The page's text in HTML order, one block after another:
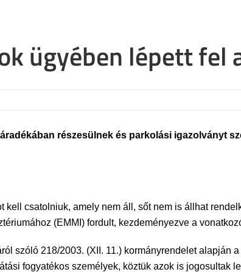
ügyében lépett fel
részesülnek és parkolási igazolványt
csatolniuk, amely nem áll, sőt nem is állhat
(EMMI) fordult, kezdeményezve a
szóló 218/2003. (XII. 11.) kormányrendelet alapján
fogyatékos személyek, köztük azok is jogosultak